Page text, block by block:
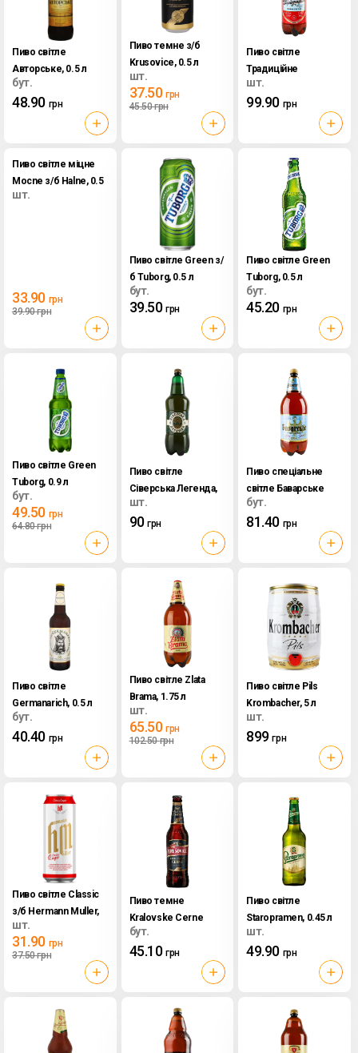
Пиво світле
Авторське, 0.5 л
бут.
48.90 грн
Пиво темне з/б
Krusovice, 0.5 л
шт.
37.50 грн
45.50грн
Пиво світле
Традиційне
Оболонь, 2 л
шт.
99.90 грн
Пиво світле міцне
Mocne з/б Halne, 0.5
л
шт.
33.90 грн
39.90грн
Пиво світле Green з/
б Tuborg, 0.5 л
бут.
39.50 грн
Пиво світле Green
Tuborg, 0.5 л
бут.
45.20 грн
Пиво світле Green
Tuborg, 0.9 л
бут.
49.50 грн
64.80грн
Пиво світле
Сіверська Легенда,
1.8 л
шт.
90 грн
Пиво спеціальне
світле Баварське
Zibert, 1.75 л
бут.
81.40 грн
Пиво світле
Germanarich, 0.5 л
бут.
40.40 грн
Пиво світле Zlata
Brama, 1.75 л
шт.
65.50 грн
102.50грн
Пиво світле Pils
Krombacher, 5 л
шт.
899 грн
Пиво світле Classic
з/б Hermann Muller,
0.5 л
шт.
31.90 грн
37.50грн
Пиво темне
Kralovske Cerne
Krusovice, 0.5 л
бут.
45.10 грн
Пиво світле
Staropramen, 0.45 л
шт.
49.90 грн